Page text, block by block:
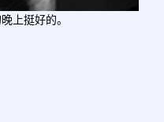
上挺好的。